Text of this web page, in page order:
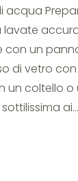
acqua
lavate
con un
di vetro
un coltello
ai…